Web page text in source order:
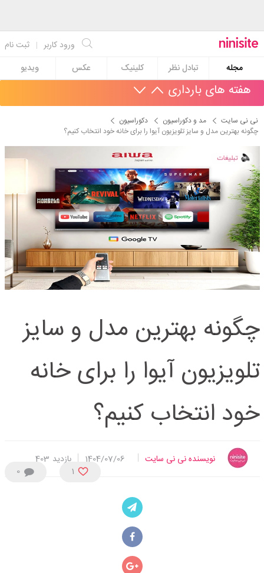
ثبت نام | ورود کاربر
مجله
تبادل نظر کلینیک عکس ویدیو
هفته های بارداری
نی نی سایت مد و دکوراسیون
دکوراسیون
چگونه بهترین مدل و سایز تلویزیون آیوا را برای خانه خود انتخاب کنیم؟
چگونه بهترین مدل و سایز
تلویزیون آیوا را برای خانه
خود انتخاب کنیم؟
نویسنده نی نی سایت 1404/07/06 بازدید 403
0
1